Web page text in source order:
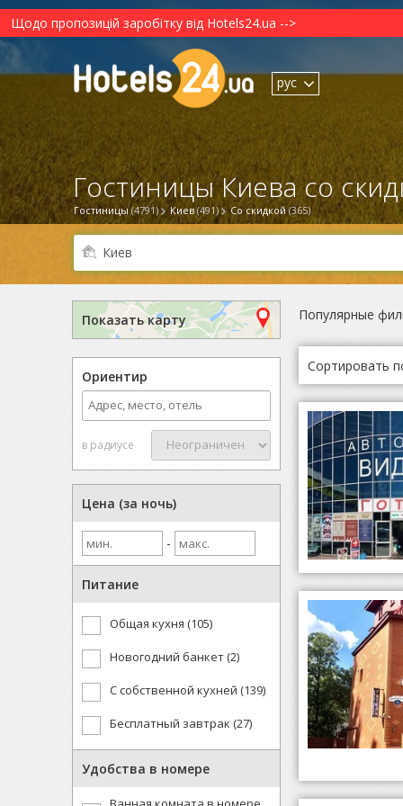
Щодо пропозицій заробітку від Hotels24.ua -->
рус
Гостиницы (4791) Киев (491) Со скидкой (365)
Гостиницы Киева со
Показать карту
Ориентир
в радиусе
Цена (за ночь)
-
Питание
Общая кухня (105)
Новогодний банкет (2)
С собственной кухней (139)
Бесплатный завтрак (27)
Удобства в номере
Популярные
Сортировать